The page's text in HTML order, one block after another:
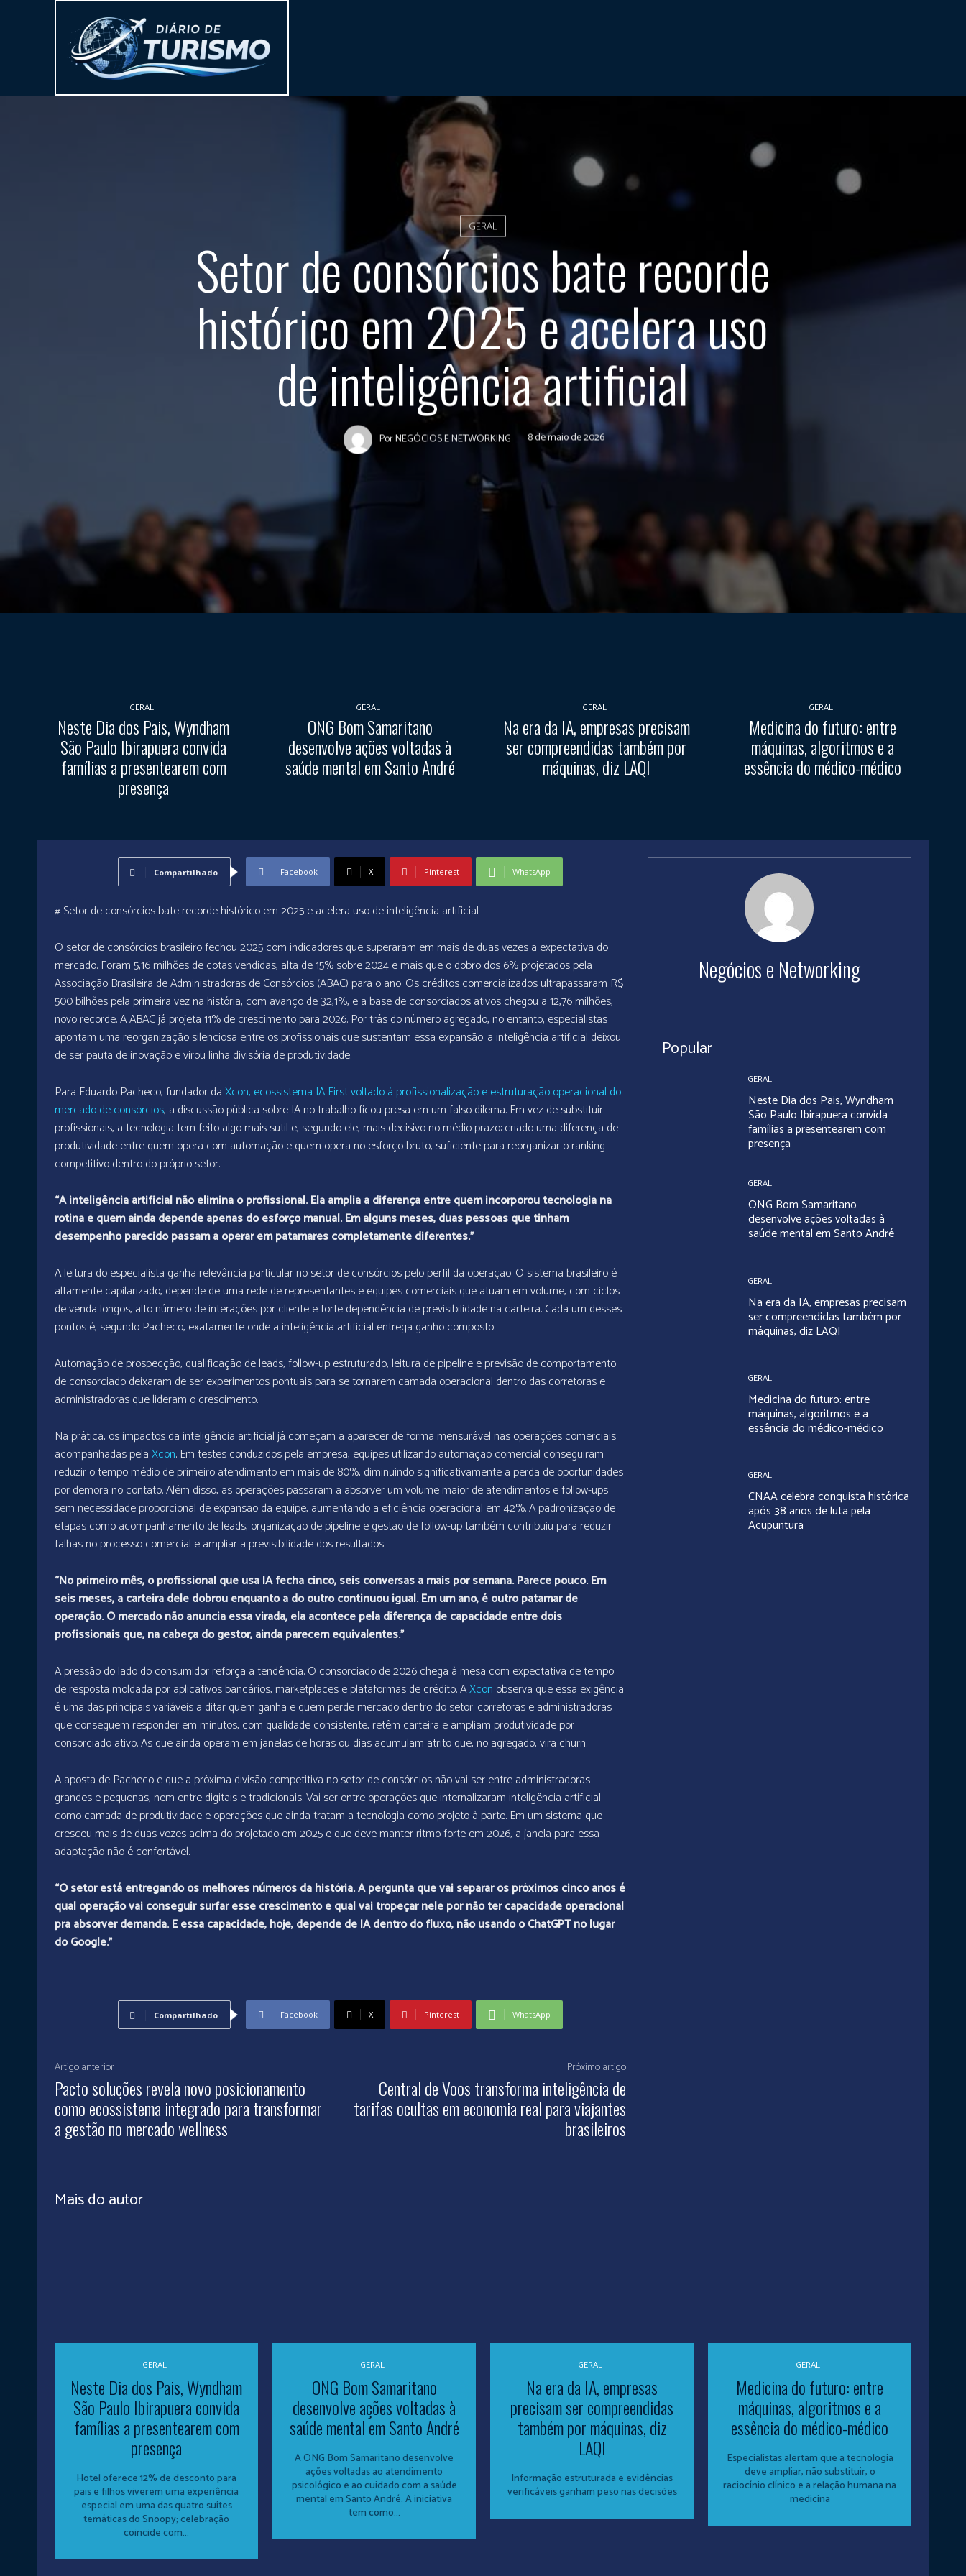
GERAL
Setor de consórcios bate recorde
histórico em 2025 e acelera uso
de inteligência artificial
PorNEGÓCIOS E NETWORKING 8 de maio de 2026
GERAL
Neste Dia dos Pais, Wyndham
São Paulo Ibirapuera convida
famílias a presentearem com
presença
GERAL
ONG Bom Samaritano
desenvolve ações voltadas à
saúde mental em Santo André
GERAL
Na era da IA, empresas precisam
ser compreendidas também por
máquinas, diz LAQI
GERAL
Medicina do futuro: entre
máquinas, algoritmos e a
essência do médico-médico
Compartilhado Facebook X Pinterest WhatsApp
# Setor de consórcios bate recorde histórico em 2025 e acelera uso de inteligência artificial
O setor de consórcios brasileiro fechou 2025 com indicadores que superaram em mais de duas vezes a expectativa do
mercado. Foram 5,16 milhões de cotas vendidas, alta de 15% sobre 2024 e mais que o dobro dos 6% projetados pela
Associação Brasileira de Administradoras de Consórcios (ABAC) para o ano. Os créditos comercializados ultrapassaram R$
500 bilhões pela primeira vez na história, com avanço de 32,1%, e a base de consorciados ativos chegou a 12,76 milhões,
novo recorde. A ABAC já projeta 11% de crescimento para 2026. Por trás do número agregado, no entanto, especialistas
apontam uma reorganização silenciosa entre os profissionais que sustentam essa expansão: a inteligência artificial deixou
de ser pauta de inovação e virou linha divisória de produtividade.
Para Eduardo Pacheco, fundador daXcon, ecossistema IA First voltado à profissionalização e estruturação operacional do
mercado de consórcios, a discussão pública sobre IA no trabalho ficou presa em um falso dilema. Em vez de substituir
profissionais, a tecnologia tem feito algo mais sutil e, segundo ele, mais decisivo no médio prazo: criado uma diferença de
produtividade entre quem opera com automação e quem opera no esforço bruto, suficiente para reorganizar o ranking
competitivo dentro do próprio setor.
“A inteligência artificial não elimina o profissional. Ela amplia a diferença entre quem incorporou tecnologia na
rotina e quem ainda depende apenas do esforço manual. Em alguns meses, duas pessoas que tinham
desempenho parecido passam a operar em patamares completamente diferentes.”
A leitura do especialista ganha relevância particular no setor de consórcios pelo perfil da operação. O sistema brasileiro é
altamente capilarizado, depende de uma rede de representantes e equipes comerciais que atuam em volume, com ciclos
de venda longos, alto número de interações por cliente e forte dependência de previsibilidade na carteira. Cada um desses
pontos é, segundo Pacheco, exatamente onde a inteligência artificial entrega ganho composto.
Automação de prospecção, qualificação de leads, follow-up estruturado, leitura de pipeline e previsão de comportamento
de consorciado deixaram de ser experimentos pontuais para se tornarem camada operacional dentro das corretoras e
administradoras que lideram o crescimento.
Na prática, os impactos da inteligência artificial já começam a aparecer de forma mensurável nas operações comerciais
acompanhadas pelaXcon. Em testes conduzidos pela empresa, equipes utilizando automação comercial conseguiram
reduzir o tempo médio de primeiro atendimento em mais de 80%, diminuindo significativamente a perda de oportunidades
por demora no contato. Além disso, as operações passaram a absorver um volume maior de atendimentos e follow-ups
sem necessidade proporcional de expansão da equipe, aumentando a eficiência operacional em 42%. A padronização de
etapas como acompanhamento de leads, organização de pipeline e gestão de follow-up também contribuiu para reduzir
falhas no processo comercial e ampliar a previsibilidade dos resultados.
“No primeiro mês, o profissional que usa IA fecha cinco, seis conversas a mais por semana. Parece pouco. Em
seis meses, a carteira dele dobrou enquanto a do outro continuou igual. Em um ano, é outro patamar de
operação. O mercado não anuncia essa virada, ela acontece pela diferença de capacidade entre dois
profissionais que, na cabeça do gestor, ainda parecem equivalentes.”
A pressão do lado do consumidor reforça a tendência. O consorciado de 2026 chega à mesa com expectativa de tempo
de resposta moldada por aplicativos bancários, marketplaces e plataformas de crédito. AXcon observa que essa exigência
é uma das principais variáveis a ditar quem ganha e quem perde mercado dentro do setor: corretoras e administradoras
que conseguem responder em minutos, com qualidade consistente, retêm carteira e ampliam produtividade por
consorciado ativo. As que ainda operam em janelas de horas ou dias acumulam atrito que, no agregado, vira churn.
A aposta de Pacheco é que a próxima divisão competitiva no setor de consórcios não vai ser entre administradoras
grandes e pequenas, nem entre digitais e tradicionais. Vai ser entre operações que internalizaram inteligência artificial
como camada de produtividade e operações que ainda tratam a tecnologia como projeto à parte. Em um sistema que
cresceu mais de duas vezes acima do projetado em 2025 e que deve manter ritmo forte em 2026, a janela para essa
adaptação não é confortável.
“O setor está entregando os melhores números da história. A pergunta que vai separar os próximos cinco anos é
qual operação vai conseguir surfar esse crescimento e qual vai tropeçar nele por não ter capacidade operacional
pra absorver demanda. E essa capacidade, hoje, depende de IA dentro do fluxo, não usando o ChatGPT no lugar
do Google.”
Compartilhado Facebook X Pinterest WhatsApp
Artigo anterior
Pacto soluções revela novo posicionamento
como ecossistema integrado para transformar
a gestão no mercado wellness
Próximo artigo
Central de Voos transforma inteligência de
tarifas ocultas em economia real para viajantes
brasileiros
Negócios e Networking
Popular
GERAL
Neste Dia dos Pais, Wyndham
São Paulo Ibirapuera convida
famílias a presentearem com
presença
GERAL
ONG Bom Samaritano
desenvolve ações voltadas à
saúde mental em Santo André
GERAL
Na era da IA, empresas precisam
ser compreendidas também por
máquinas, diz LAQI
GERAL
Medicina do futuro: entre
máquinas, algoritmos e a
essência do médico-médico
GERAL
CNAA celebra conquista histórica
após 38 anos de luta pela
Acupuntura
Mais do autor
GERAL
Neste Dia dos Pais, Wyndham
São Paulo Ibirapuera convida
famílias a presentearem com
presença
Hotel oferece 12% de desconto para
pais e filhos viverem uma experiência
especial em uma das quatro suítes
temáticas do Snoopy; celebração
coincide com...
GERAL
ONG Bom Samaritano
desenvolve ações voltadas à
saúde mental em Santo André
A ONG Bom Samaritano desenvolve
ações voltadas ao atendimento
psicológico e ao cuidado com a saúde
mental em Santo André. A iniciativa
tem como...
GERAL
Na era da IA, empresas
precisam ser compreendidas
também por máquinas, diz
LAQI
Informação estruturada e evidências
verificáveis ganham peso nas decisões
GERAL
Medicina do futuro: entre
máquinas, algoritmos e a
essência do médico-médico
Especialistas alertam que a tecnologia
deve ampliar, não substituir, o
raciocínio clínico e a relação humana na
medicina